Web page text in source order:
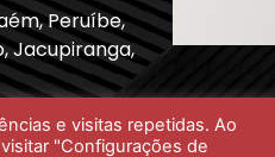
Peruíbe,
Jacupiranga,
e visitas repetidas. Ao
"Configurações de